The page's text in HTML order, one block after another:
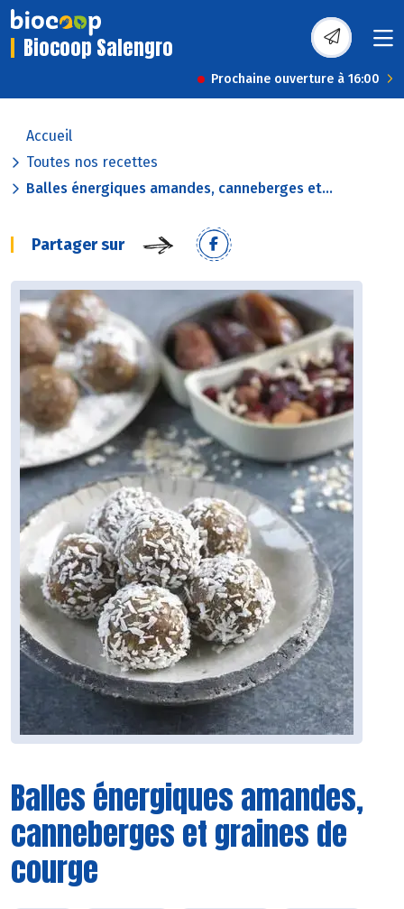
Biocoop Salengro
Prochaine ouverture à 16:00
Accueil
Toutes nos recettes
Balles énergiques amandes, canneberges et...
Partager sur
Balles énergiques amandes,
canneberges et graines de
courge